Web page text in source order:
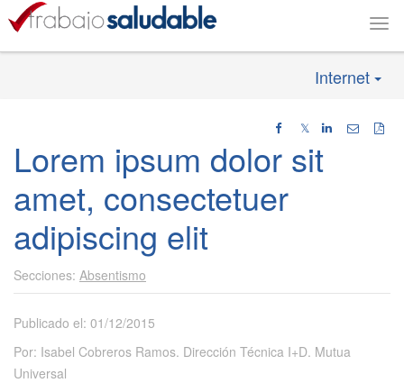
Internet
𝕏
Lorem ipsum dolor sit
amet, consectetuer
adipiscing elit
Absentismo
Publicado el: 01/12/2015
Por: Isabel Cobreros Ramos. Dirección Técnica I+D. Mutua
Universal